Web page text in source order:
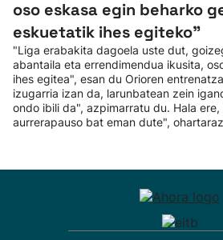
oso eskasa egin beharko
eskuetatik ihes egiteko"
"Liga erabakita dagoela uste dut,
abantaila eta errendimendua ikusita,
ihes egitea", esan du Orioren
izugarria izan da, larunbatean zein
ondo ibili da", azpimarratu du. Hala
aurrerapauso bat eman dute",